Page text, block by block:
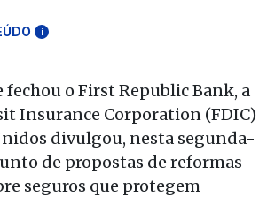
i
fechou o First Republic Bank, a
Insurance Corporation (FDIC)
divulgou, nesta segunda-
de propostas de reformas
seguros que protegem